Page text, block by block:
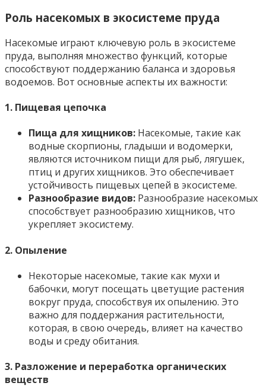
Роль насекомых в экосистеме пруда
Насекомые играют ключевую роль в экосистеме
пруда, выполняя множество функций, которые
способствуют поддержанию баланса и здоровья
водоемов. Вот основные аспекты их важности:
1. Пищевая цепочка
Пища для хищников: Насекомые, такие как
водные скорпионы, гладыши и водомерки,
являются источником пищи для рыб, лягушек,
птиц и других хищников. Это обеспечивает
устойчивость пищевых цепей в экосистеме.
Разнообразие видов: Разнообразие насекомых
способствует разнообразию хищников, что
укрепляет экосистему.
2. Опыление
Некоторые насекомые, такие как мухи и
бабочки, могут посещать цветущие растения
вокруг пруда, способствуя их опылению. Это
важно для поддержания растительности,
которая, в свою очередь, влияет на качество
воды и среду обитания.
3. Разложение и переработка органических
веществ